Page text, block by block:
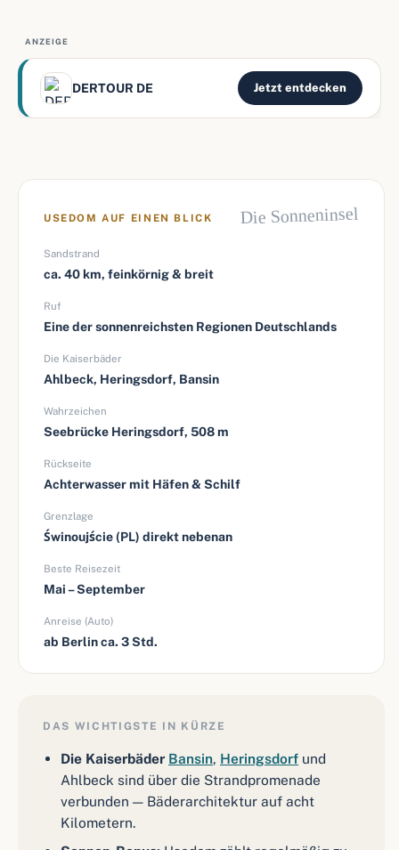
ANZEIGE
DERTOUR DE Jetzt entdecken
USEDOM AUF EINEN BLICK Die Sonneninsel
Sandstrand
ca. 40 km, feinkörnig & breit
Ruf
Eine der sonnenreichsten Regionen Deutschlands
Die Kaiserbäder
Ahlbeck, Heringsdorf, Bansin
Wahrzeichen
Seebrücke Heringsdorf, 508 m
Rückseite
Achterwasser mit Häfen & Schilf
Grenzlage
Świnoujście (PL) direkt nebenan
Beste Reisezeit
Mai – September
Anreise (Auto)
ab Berlin ca. 3 Std.
DAS WICHTIGSTE IN KÜRZE
Die Kaiserbäder Bansin, Heringsdorf und
Ahlbeck sind über die Strandpromenade
verbunden — Bäderarchitektur auf acht
Kilometern.